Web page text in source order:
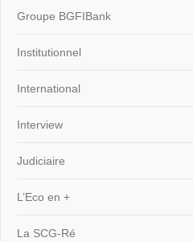
Groupe BGFIBank
Institutionnel
International
Interview
Judiciaire
L’Eco en +
La SCG-Ré